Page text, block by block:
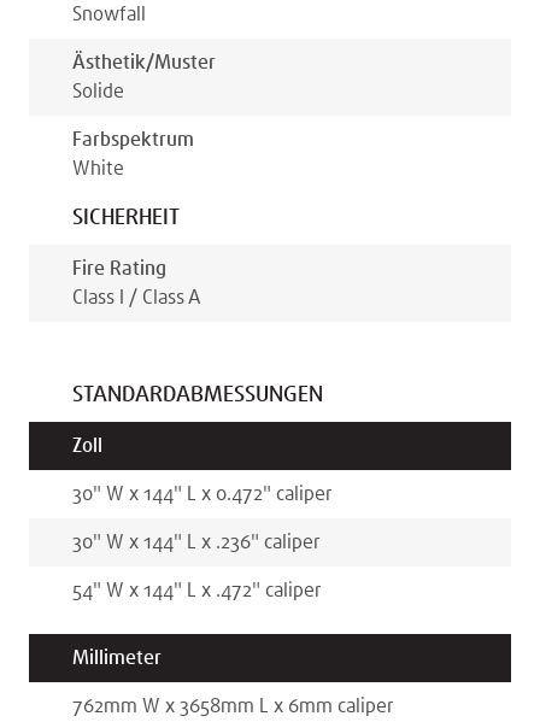
Snowfall
Ästhetik/muster
Solide
Farbspektrum
White
SICHERHEIT
Fire Rating
Class I / Class A
STANDARDABMESSUNGEN
Zoll
30" W x 144" L x 0.472" caliper
30" W x 144" L x .236" caliper
54" W x 144" L x .472" caliper
Millimeter
762mm W x 3658mm L x 6mm caliper